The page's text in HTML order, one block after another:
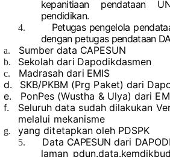
kepanitiaan pendataan
pendidikan.
4.
Petugas pengelola
dengan petugas pendataan
a. Sumber data CAPESUN
b. Sekolah dari Dapodikdasmen
c. Madrasah dari EMIS
d.
SKB/PKBM (Prg Paket) dari
e.
PonPes (Wustha & Ulya) dari
f.
Seluruh data sudah dilakukan
melalui mekanisme
g. yang ditetapkan oleh PDSPK
5. Data CAPESUN dari DAPODI
laman pdun.data.kemdikbud